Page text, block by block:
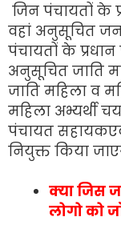
जिन पंचायतों के
वहां अनुसूचित
पंचायतों के
अनुसूचित जाति
जाति महिला व
महिला अभ्यर्थी
पंचायत
नियुक्त किया
क्या जिस
लोगो को